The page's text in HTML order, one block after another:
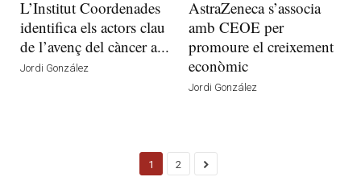
L’Institut Coordenades
identifica els actors clau
de l’avenç del càncer a...
Jordi González
AstraZeneca s’associa
amb CEOE per
promoure el creixement
econòmic
Jordi González
1 2